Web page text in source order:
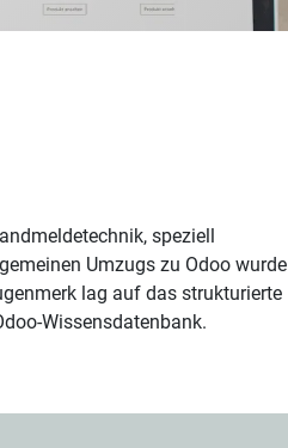
speziell
Umzugs zu Odoo wurde
lag auf das strukturierte
Wissensdatenbank.